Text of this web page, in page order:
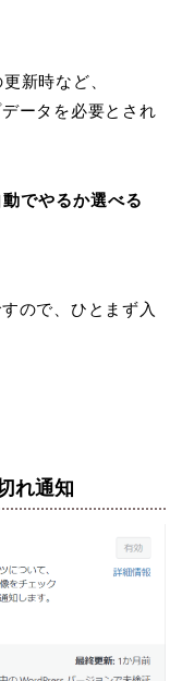
新時など、
ータを必要とされ
でやるか選べる
ので、ひとまず入
れ通知